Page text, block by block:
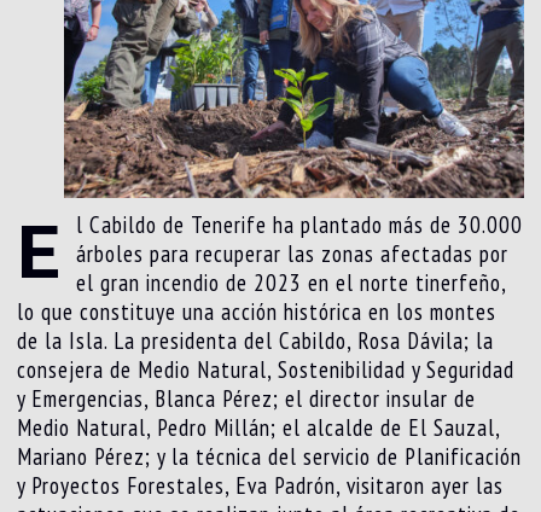
E
l Cabildo de Tenerife ha plantado más de 30.000
árboles para recuperar las zonas afectadas por
el gran incendio de 2023 en el norte tinerfeño,
lo que constituye una acción histórica en los montes
de la Isla. La presidenta del Cabildo, Rosa Dávila; la
consejera de Medio Natural, Sostenibilidad y Seguridad
y Emergencias, Blanca Pérez; el director insular de
Medio Natural, Pedro Millán; el alcalde de El Sauzal,
Mariano Pérez; y la técnica del servicio de Planificación
y Proyectos Forestales, Eva Padrón, visitaron ayer las